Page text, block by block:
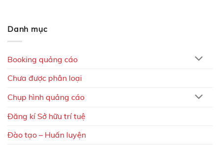
Danh mục
Booking quảng cáo
Chưa được phân loại
Chụp hình quảng cáo
Đăng kí Sở hữu trí tuệ
Đào tạo – Huấn luyện